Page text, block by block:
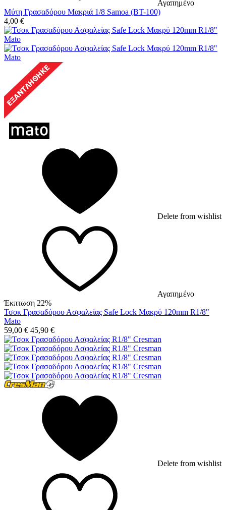
Αγαπημένο
Μύτη Γρασαδόρου Μακριά 1/8 Samoa (BT-100)
4,00 €
Delete from wishlist
Αγαπημένο
Έκπτωση 22%
Τσοκ Γρασαδόρου Ασφαλείας Safe Lock Μακρύ 120mm R1/8"
Mato
59,00 € 45,90 €
Delete from wishlist